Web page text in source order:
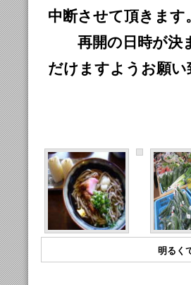
中断させて頂きます。
再開の日時が決ま
だけますようお願い
明るく